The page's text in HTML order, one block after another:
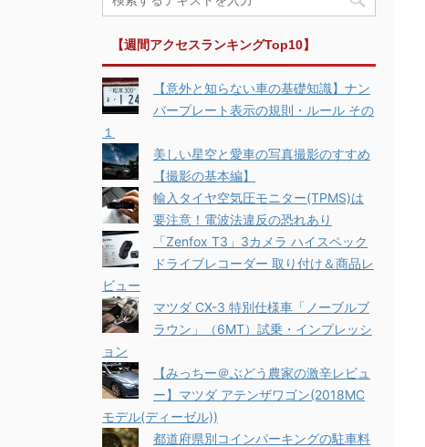
【週間アクセスランキングTop10】
【意外と知らない車の基礎知識】ナン
バープレート表示の規則・ルール その
１
美しい星空と愛車の写真撮影のすすめ
【撮影の基本編】
輸入タイヤ空気圧モニター(TPMS)は
要注意！電波法違反の恐れあり
「Zenfox T3」3カメラ ハイスペック
ドライブレコーダー 取り付け＆商品レ
ビュー
マツダ CX-3 特別仕様車「ノーブルブ
ラウン」（6MT）試乗・インプレッシ
ョン
【みっちー＠ぶどう農家の激辛レビュ
ー】マツダ アテンザワゴン(2018MC
モデル(ディーゼル))
都道府県別コインパーキングの駐車料